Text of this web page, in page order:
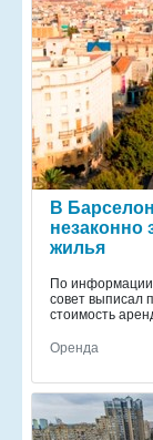
В
жилья
По информации
совет выписал
стоимость
Оренда